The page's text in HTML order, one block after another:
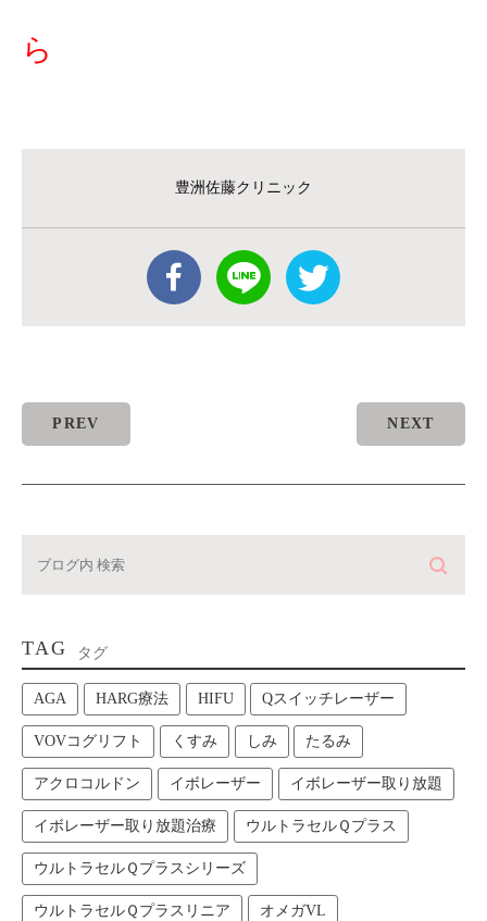
ら
豊洲佐藤クリニック
PREV NEXT
TAG タグ
AGA HARG療法 HIFU Qスイッチレーザー
VOVコグリフト くすみ しみ たるみ
アクロコルドン イボレーザー イボレーザー取り放題
イボレーザー取り放題治療 ウルトラセルＱプラス
ウルトラセルＱプラスシリーズ
ウルトラセルＱプラスリニア オメガVL